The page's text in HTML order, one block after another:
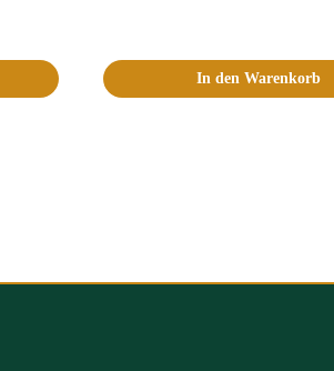
In den Warenkorb